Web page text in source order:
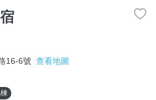
16-6號 查看地圖